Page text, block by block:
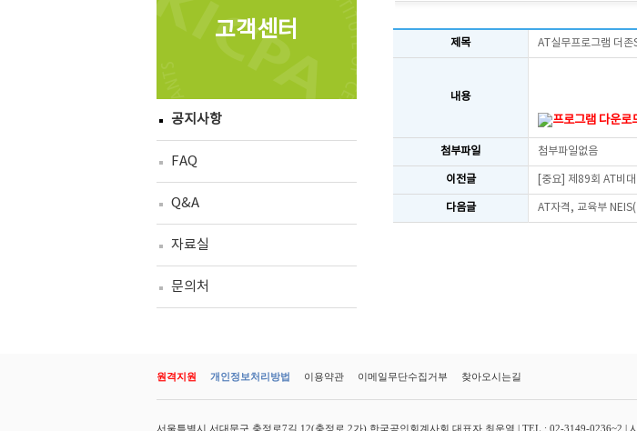
고객센터
공지사항
FAQ
Q&A
자료실
문의처
제목 AT실무프로그램 더
내용
프로그램 다운로
첨부파일 첨부파일없음
이전글 [중요] 제89회 AT비
다음글 AT자격, 교육부
원격지원 개인정보처리방법 이용약관 이메일무단수집거부 찾아오시는길
서울특별시 서대문구 충정로7길 12(충정로 2가) 한국공인회계사회 대표자 최운열 | TEL : 02-3149-0236~2 |